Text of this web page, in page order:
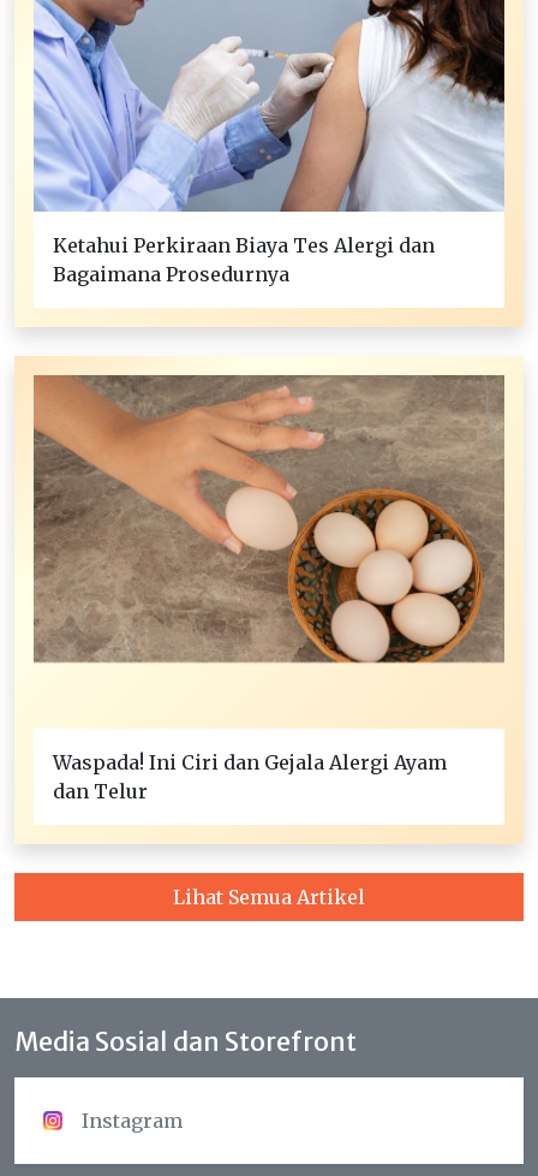
Ketahui Perkiraan Biaya Tes Alergi dan
Bagaimana Prosedurnya
Waspada! Ini Ciri dan Gejala Alergi Ayam
dan Telur
Lihat Semua Artikel
Media Sosial dan Storefront
Instagram